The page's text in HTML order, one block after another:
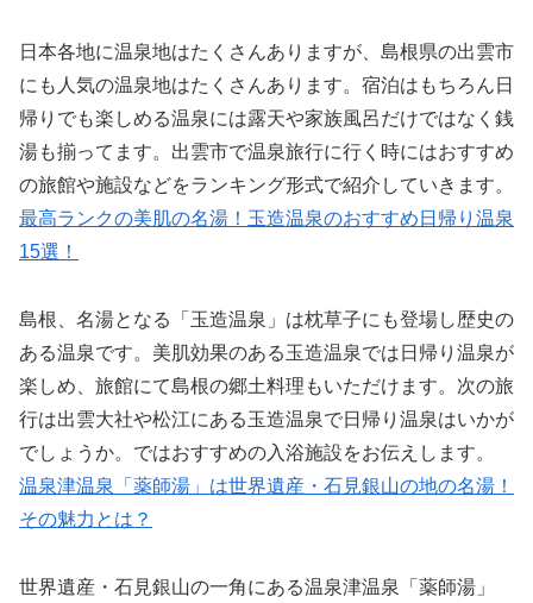
日本各地に温泉地はたくさんありますが、島根県の出雲市
にも人気の温泉地はたくさんあります。宿泊はもちろん日
帰りでも楽しめる温泉には露天や家族風呂だけではなく銭
湯も揃ってます。出雲市で温泉旅行に行く時にはおすすめ
の旅館や施設などをランキング形式で紹介していきます。
最高ランクの美肌の名湯！玉造温泉のおすすめ日帰り温泉
15選！
島根、名湯となる「玉造温泉」は枕草子にも登場し歴史の
ある温泉です。美肌効果のある玉造温泉では日帰り温泉が
楽しめ、旅館にて島根の郷土料理もいただけます。次の旅
行は出雲大社や松江にある玉造温泉で日帰り温泉はいかが
でしょうか。ではおすすめの入浴施設をお伝えします。
温泉津温泉「薬師湯」は世界遺産・石見銀山の地の名湯！
その魅力とは？
世界遺産・石見銀山の一角にある温泉津温泉「薬師湯」